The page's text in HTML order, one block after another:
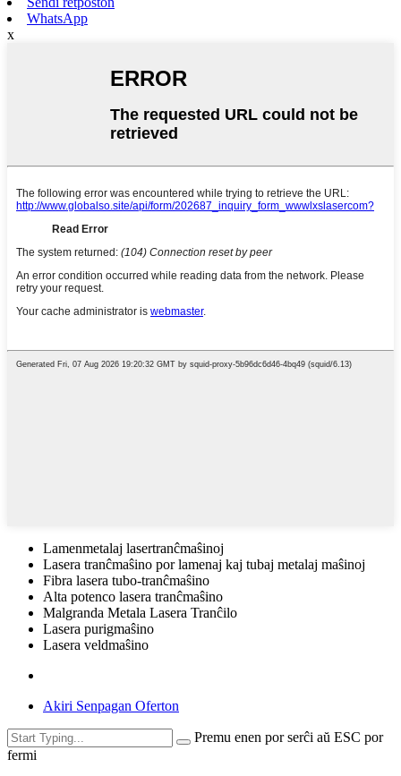
WhatsApp
x
Lamenmetalaj lasertranĉmaŝinoj
Lasera tranĉmaŝino por lamenaj kaj tubaj metalaj maŝinoj
Fibra lasera tubo-tranĉmaŝino
Alta potenco lasera tranĉmaŝino
Malgranda Metala Lasera Tranĉilo
Lasera purigmaŝino
Lasera veldmaŝino
Akiri Senpagan Oferton
Premu enen por serĉi aŭ ESC por
fermi